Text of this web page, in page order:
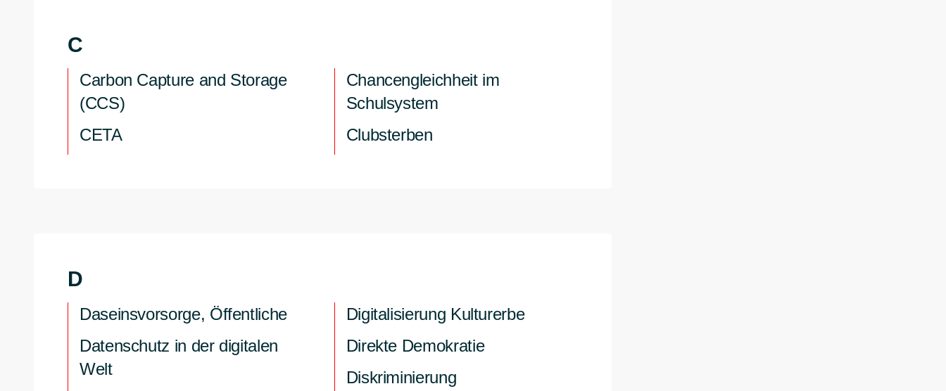
C
Carbon Capture and Storage
(CCS)
CETA
Chancengleichheit im
Schulsystem
Clubsterben
D
Daseinsvorsorge, Öffentliche
Datenschutz in der digitalen
Welt
Digitalisierung Kulturerbe
Direkte Demokratie
Diskriminierung